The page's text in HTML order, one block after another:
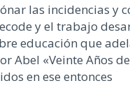
las incidencias y
y el trabajo
educación que
Abel «Veinte Años
en ese entonces